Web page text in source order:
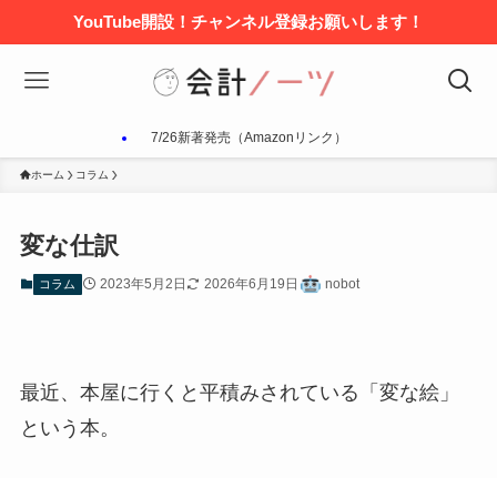
YouTube開設！チャンネル登録お願いします！
7/26新著発売（Amazonリンク）
ホーム コラム
変な仕訳
コラム 2023年5月2日 2026年6月19日 nobot
最近、本屋に行くと平積みされている「変な絵」
という本。